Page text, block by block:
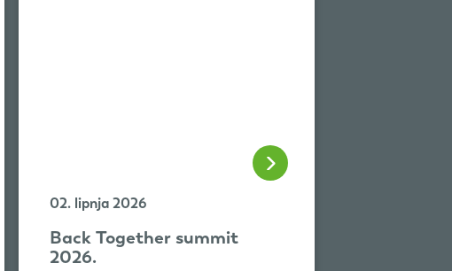
02. lipnja 2026
Back Together summit
2026.